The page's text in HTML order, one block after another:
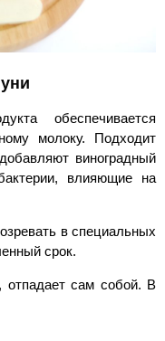
обеспечивается
молоку. Подходит
виноградный
влияющие на
в специальных
срок.
отпадает сам собой. В